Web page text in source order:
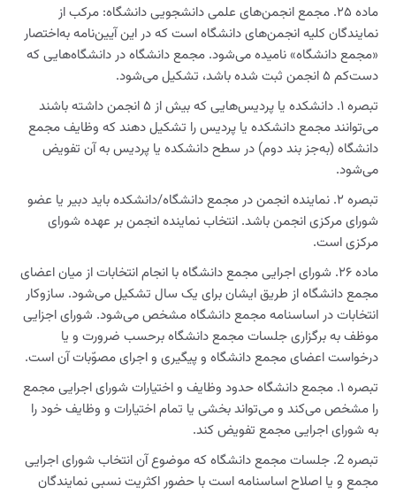
ماده ۲۵. مجمع انجمن‌های علمی دانشجویی دانشگاه: مرکب از
نمایندگان كلیه انجمن‌های دانشگاه است که در این آیین‌نامه به‌اختصار
«مجمع دانشگاه» نامیده می‌شود. مجمع دانشگاه در دانشگاه‌هایی که
دست‌کم ۵ انجمن ثبت شده باشد، تشکیل می‌شود.
تبصره ۱. دانشکده یا پردیس‌هایی که بیش از ۵ انجمن داشته باشند
می‌توانند مجمع دانشکده یا پردیس را تشکیل دهند که وظایف مجمع
دانشگاه (به‌جز بند دوم) در سطح دانشکده یا پردیس به آن تفویض
می‌شود.
تبصره ۲. نماینده انجمن در مجمع دانشگاه/دانشکده باید دبیر یا عضو
شورای مرکزی انجمن باشد. انتخاب نماینده انجمن بر عهده شورای
مرکزی است.
ماده ۲۶. شورای اجرایی مجمع دانشگاه با انجام انتخابات از میان اعضای
مجمع دانشگاه از طریق ایشان برای یک سال تشکیل می‌شود. سازوکار
انتخابات در اساسنامه مجمع دانشگاه مشخص می‌شود. شورای اجزایی
موظف به برگزاری جلسات مجمع دانشگاه برحسب ضرورت و یا
درخواست اعضای مجمع دانشگاه و پیگیری و اجرای مصوّبات آن است.
تبصره ۱. مجمع دانشگاه حدود وظایف و اختیارات شورای اجرایی مجمع
را مشخص می‌کند و می‌تواند بخشی یا تمام اختیارات و وظایف خود را
به شورای اجرایی مجمع تفویض کند.
تبصره 2. جلسات مجمع دانشگاه که موضوع آن انتخاب شورای اجرایی
مجمع و یا اصلاح اساسنامه است با حضور اکثریت نسبی نمایندگان